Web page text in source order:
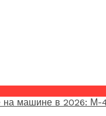
на машине в 2026: М-